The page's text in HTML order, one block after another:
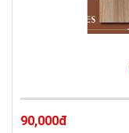
90,000đ